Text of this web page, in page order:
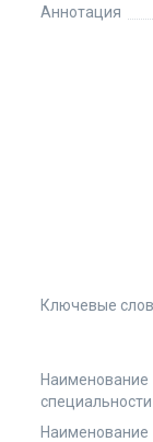
Аннотация
Ключевые
Наименование
специальности
Наименование